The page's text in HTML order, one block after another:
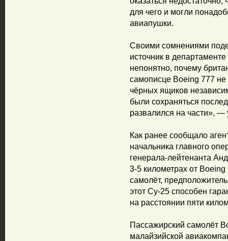
для чего и могли
авиапушки.
Своими сомнениями
источник в
непонятно, почему
самописце Boeing 777
чёрных ящиков
были сохраняться
развалился на части», —
Как ранее сообщало
начальника главного
генерала-лейтенанта
3-5 километрах от
самолёт,
этот Су-25 способен
на расстоянии пяти
Пассажирский самолёт
малайзийской